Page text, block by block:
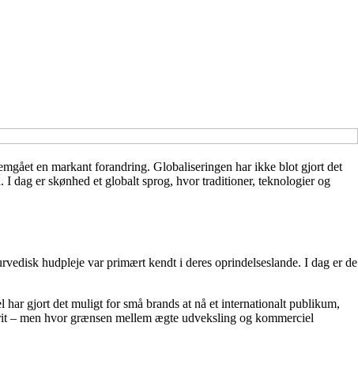
en markant forandring. Globaliseringen har ikke blot gjort det
dag er skønhed et globalt sprog, hvor traditioner, teknologier og
hudpleje var primært kendt i deres oprindelseslande. I dag er de
gjort det muligt for små brands at nå et internationalt publikum,
– men hvor grænsen mellem ægte udveksling og kommerciel